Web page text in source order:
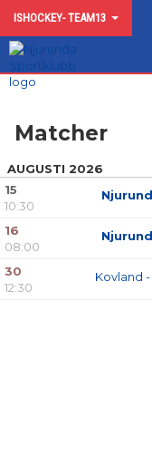
ISHOCKEY- TEAM13
HEM
NYHETER
KALENDER
MATCHER
TRUPPEN
BILDGALLERI
Matcher
AUGUSTI 2026
15
10:30
16
08:00
30
12:30
Kovland -